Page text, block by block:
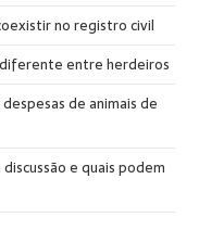
no registro civil
entre herdeiros
de animais de
e quais podem